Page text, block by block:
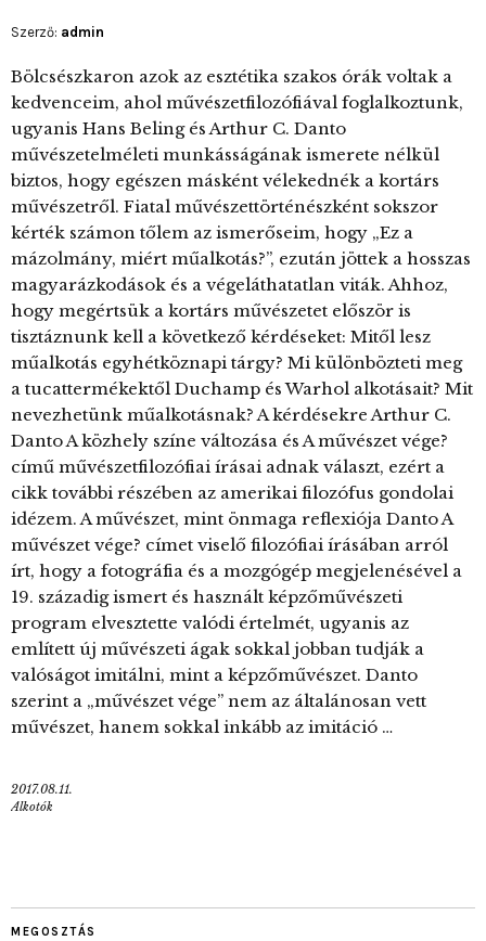
Szerző: admin
Bölcsészkaron azok az esztétika szakos órák voltak a
kedvenceim, ahol művészetfilozófiával foglalkoztunk,
ugyanis Hans Beling és Arthur C. Danto
művészetelméleti munkásságának ismerete nélkül
biztos, hogy egészen másként vélekednék a kortárs
művészetről. Fiatal művészettörténészként sokszor
kérték számon tőlem az ismerőseim, hogy „Ez a
mázolmány, miért műalkotás?”, ezután jöttek a hosszas
magyarázkodások és a végeláthatatlan viták. Ahhoz,
hogy megértsük a kortárs művészetet először is
tisztáznunk kell a következő kérdéseket: Mitől lesz
műalkotás egyhétköznapi tárgy? Mi különbözteti meg
a tucattermékektől Duchamp és Warhol alkotásait? Mit
nevezhetünk műalkotásnak? A kérdésekre Arthur C.
Danto A közhely színe változása és A művészet vége?
című művészetfilozófiai írásai adnak választ, ezért a
cikk további részében az amerikai filozófus gondolai
idézem. A művészet, mint önmaga reflexiója Danto A
művészet vége? címet viselő filozófiai írásában arról
írt, hogy a fotográfia és a mozgógép megjelenésével a
19. századig ismert és használt képzőművészeti
program elvesztette valódi értelmét, ugyanis az
említett új művészeti ágak sokkal jobban tudják a
valóságot imitálni, mint a képzőművészet. Danto
szerint a „művészet vége” nem az általánosan vett
művészet, hanem sokkal inkább az imitáció …
2017.08.11.
Alkotók
MEGOSZTÁS